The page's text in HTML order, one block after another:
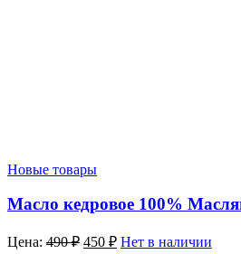
Новые товары
Масло кедровое 100%
Цена: 490₽ 450 ₽ Нет в наличии